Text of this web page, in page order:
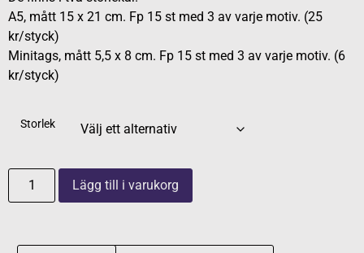
A5, mått 15 x 21 cm. Fp 15 st med 3 av varje motiv. (25
kr/styck)
Minitags, mått 5,5 x 8 cm. Fp 15 st med 3 av varje motiv. (6
kr/styck)
Storlek
Lägg till i varukorg